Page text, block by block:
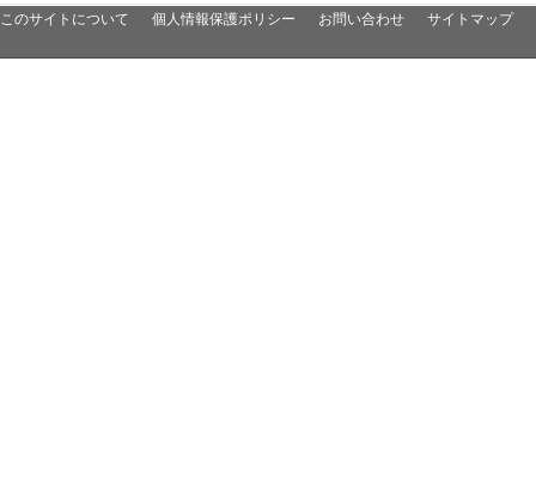
このサイトについて 個人情報保護ポリシー お問い合わせ サイトマップ